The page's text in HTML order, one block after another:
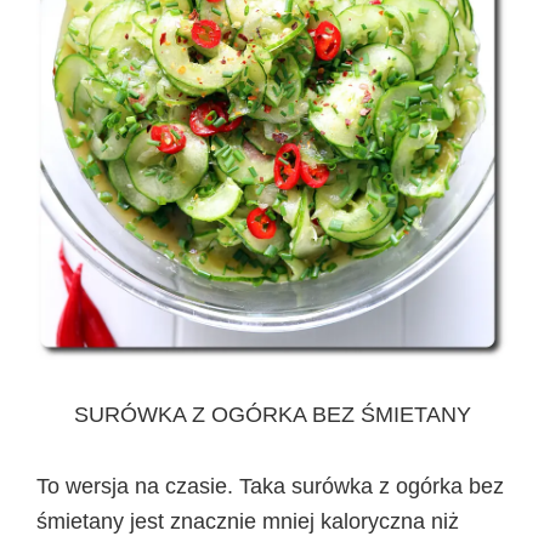
SURÓWKA Z OGÓRKA BEZ ŚMIETANY
To wersja na czasie. Taka surówka z ogórka bez
śmietany jest znacznie mniej kaloryczna niż